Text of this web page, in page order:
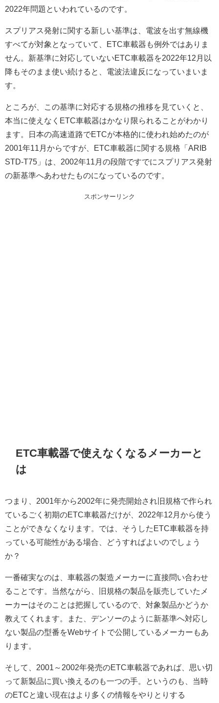
2022年問題といわれているのです。
スプリアス発射に関する新しい基準は、電波を出す無線機
すべてが対象となっていて、ETC車載器も例外ではありま
せん。新基準に対応していないETC車載器を2022年12月以
降もそのまま使い続けると、電波法違反になっていまいま
す。
ところが、この基準に対応する規格の推移を見ていくと、
本当に使えなくETC車載器はかなり限られることがわかり
ます。日本の高速道路でETCが本格的に使われ始めたのが
2001年11月からですが、ETC車載器に関する規格「ARIB
STD-T75」は、2002年11月の段階ですでにスプリアス発射
の新基準へあわせたものになっているのです。
スポンサーリンク
ETC車載器で使えなくなるメーカーと
は
つまり、2001年から2002年に発売開始され旧規格で作られ
ているごく初期のETC車載器だけが、2022年12月から使う
ことができなくなります。では、そうしたETC車載器を持
っている可能性がある場合、どうすればよいのでしょう
か？
一番確実なのは、車載器の製造メーカーに直接問い合わせ
ることです。当然ながら、旧規格の製品を販売していたメ
ーカーはそのことは把握しているので、対象製品かどうか
教えてくれます。また、デンソーのように新基準へ対応し
ない製品の型番をWebサイトで公開しているメーカーもあ
ります。
そして、2001～2002年発売のETC車載器であれば、思い切
って新製品に買い換えるのも一つの手。というのも、当時
のETCと違い現在はより多くの情報をやりとりする